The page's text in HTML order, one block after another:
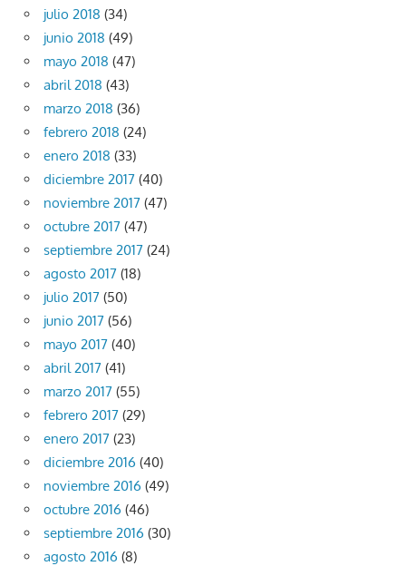
julio 2018 (34)
junio 2018 (49)
mayo 2018 (47)
abril 2018 (43)
marzo 2018 (36)
febrero 2018 (24)
enero 2018 (33)
diciembre 2017 (40)
noviembre 2017 (47)
octubre 2017 (47)
septiembre 2017 (24)
agosto 2017 (18)
julio 2017 (50)
junio 2017 (56)
mayo 2017 (40)
abril 2017 (41)
marzo 2017 (55)
febrero 2017 (29)
enero 2017 (23)
diciembre 2016 (40)
noviembre 2016 (49)
octubre 2016 (46)
septiembre 2016 (30)
agosto 2016 (8)